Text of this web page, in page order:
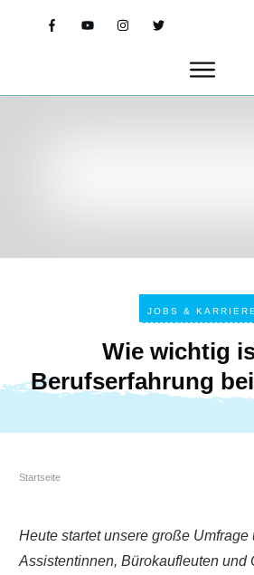
JOBS & KARRIERE
Wie wichtig
Berufserfahrung
Startseite
Heute startet unsere große Umfrage
Assistentinnen, Bürokaufleuten und